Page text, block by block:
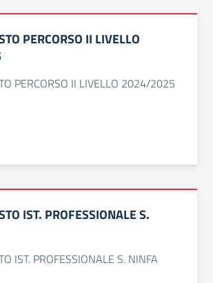
PERCORSO II LIVELLO
PERCORSO II LIVELLO 2024/2025
IST. PROFESSIONALE S.
IST. PROFESSIONALE S. NINFA